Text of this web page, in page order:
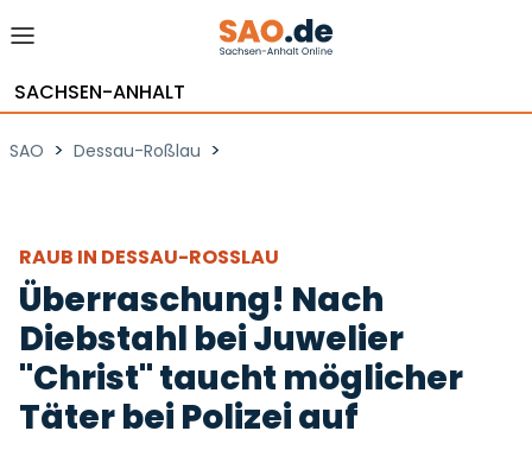
SACHSEN-ANHALT
SAO > Dessau-Roßlau >
RAUB IN DESSAU-ROSSLAU
Überraschung! Nach
Diebstahl bei Juwelier
"Christ" taucht möglicher
Täter bei Polizei auf